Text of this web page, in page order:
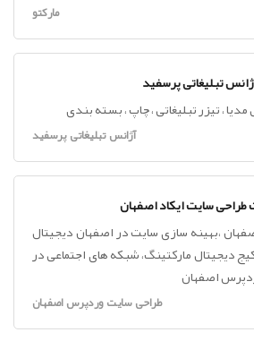
مارکتو
تبلیغاتی پرسفید
، تیزر تبلیغاتی ، چاپ ، بسته بندی
آژانس تبلیغاتی پرسفید
سایت ایکاد اصفهان
،بهینه سازی سایت در اصفهان دیجیتال
دیجیتال مارکتینگ، شبکه های اجتماعی در
اصفهان
طراحی سایت وردپرس اصفهان